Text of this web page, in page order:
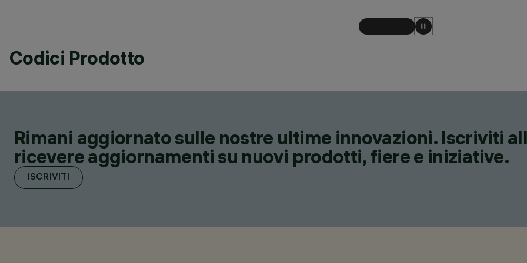
Codici Prodotto
Rimani aggiornato sulle nostre ultime innovazioni. Iscriviti
ricevere aggiornamenti su nuovi prodotti, fiere e iniziative.
ISCRIVITI